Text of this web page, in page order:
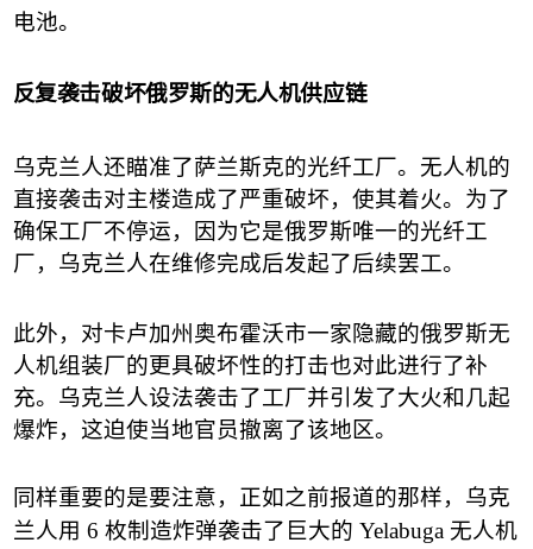
电池。
反复袭击破坏俄罗斯的无人机供应链
乌克兰人还瞄准了萨兰斯克的光纤工厂。无人机的
直接袭击对主楼造成了严重破坏，使其着火。为了
确保工厂不停运，因为它是俄罗斯唯一的光纤工
厂，乌克兰人在维修完成后发起了后续罢工。
此外，对卡卢加州奥布霍沃市一家隐藏的俄罗斯无
人机组装厂的更具破坏性的打击也对此进行了补
充。乌克兰人设法袭击了工厂并引发了大火和几起
爆炸，这迫使当地官员撤离了该地区。
同样重要的是要注意，正如之前报道的那样，乌克
兰人用 6 枚制造炸弹袭击了巨大的 Yelabuga 无人机